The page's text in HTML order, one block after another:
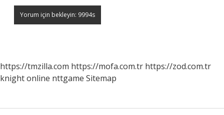
https://tmzilla.com https://mofa.com.tr https://zod.com.tr
knight online nttgame Sitemap